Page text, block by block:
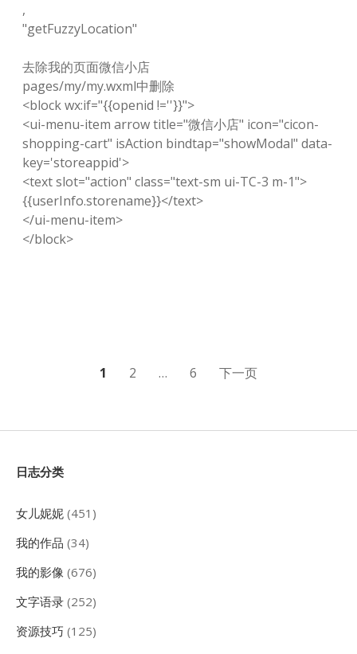
,
"getFuzzyLocation"
去除我的页面微信小店
pages/my/my.wxml中删除
<block wx:if="{{openid !=''}}">
<ui-menu-item arrow title="微信小店" icon="cicon-
shopping-cart" isAction bindtap="showModal" data-
key='storeappid'>
<text slot="action" class="text-sm ui-TC-3 m-1">
{{userInfo.storename}}</text>
</ui-menu-item>
</block>
分
页
1 2 … 6 下一页
Sidebar
日志分类
女儿妮妮 (451)
我的作品 (34)
我的影像 (676)
文字语录 (252)
资源技巧 (125)